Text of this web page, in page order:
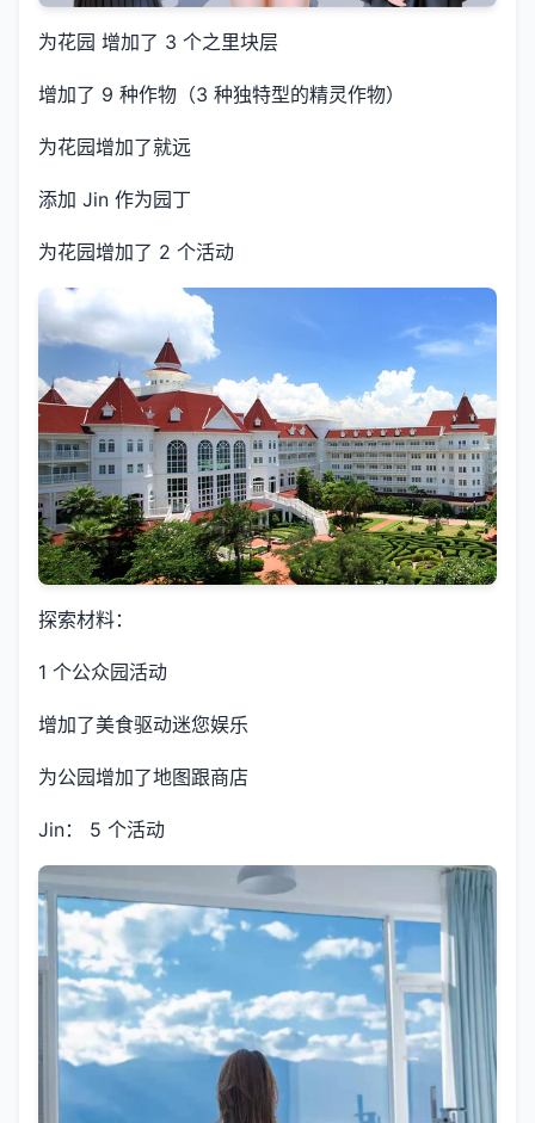
为花园 增加了 3 个之里块层
增加了 9 种作物（3 种独特型的精灵作物）
为花园增加了就远
添加 Jin 作为园丁
为花园增加了 2 个活动
探索材料：
1 个公众园活动
增加了美食驱动迷您娱乐
为公园增加了地图跟商店
Jin： 5 个活动